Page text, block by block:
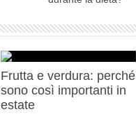
Frutta e verdura: perché
sono così importanti in
estate